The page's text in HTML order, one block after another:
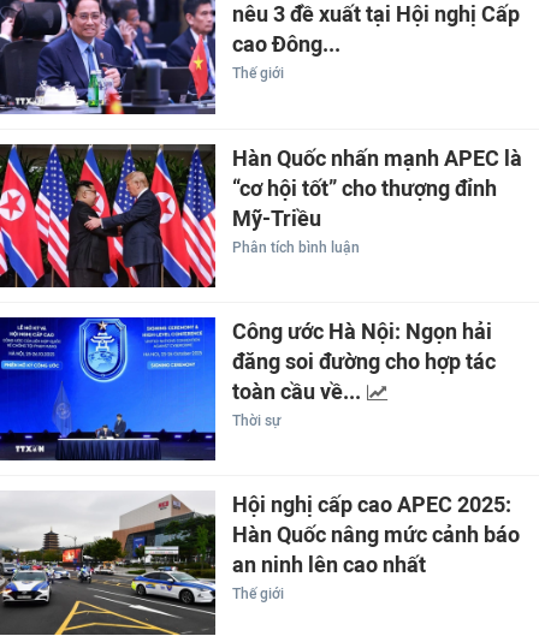
nêu 3 đề xuất tại Hội nghị Cấp
cao Đông...
Thế giới
Hàn Quốc nhấn mạnh APEC là
“cơ hội tốt” cho thượng đỉnh
Mỹ-Triều
Phân tích bình luận
Công ước Hà Nội: Ngọn hải
đăng soi đường cho hợp tác
toàn cầu về...
Thời sự
Hội nghị cấp cao APEC 2025:
Hàn Quốc nâng mức cảnh báo
an ninh lên cao nhất
Thế giới